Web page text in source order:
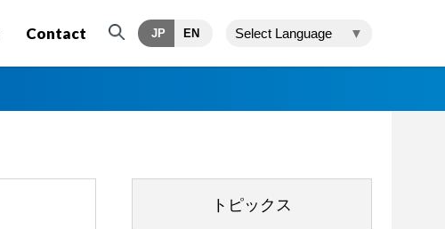
Select Language ▼
JP EN
Contact
トピックス